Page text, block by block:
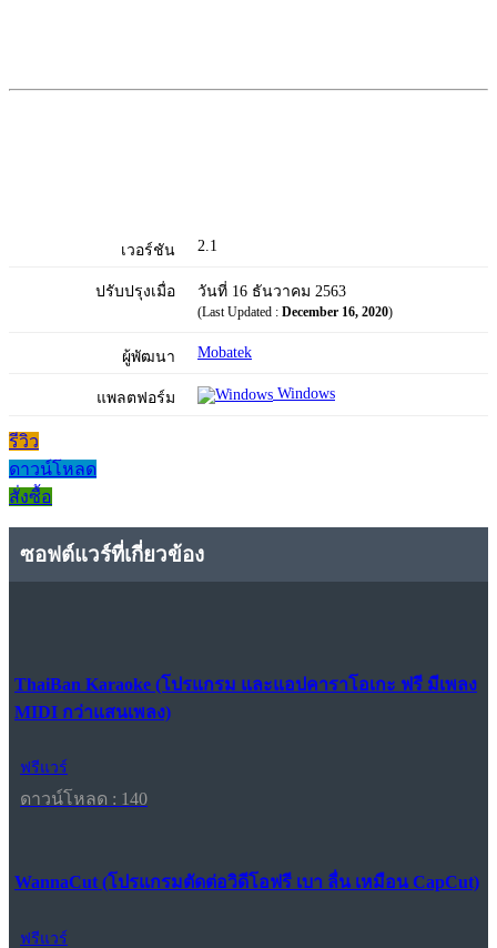
เวอร์ชัน 2.1
ปรับปรุงเมื่อ วันที่ 16 ธันวาคม 2563
(Last Updated : December 16, 2020)
ผู้พัฒนา Mobatek
แพลตฟอร์ม Windows
รีวิว
ดาวน์โหลด
สั่งซื้อ
ซอฟต์แวร์ที่เกี่ยวข้อง
ThaiBan Karaoke (โปรแกรม และแอปคาราโอเกะ ฟรี มีเพลง
MIDI กว่าแสนเพลง)
ฟรีแวร์
ดาวน์โหลด : 140
WannaCut (โปรแกรมตัดต่อวิดีโอฟรี เบา ลื่น เหมือน CapCut)
ฟรีแวร์